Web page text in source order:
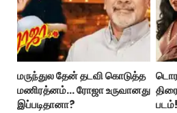
மருந்துல தேன் தடவி கொடுத்த
மணிரத்னம்... ரோஜா உருவானது
இப்படிதானா?
படம்!